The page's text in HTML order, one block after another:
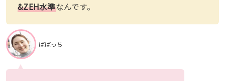
&ZEH水準なんです。
ばばっち